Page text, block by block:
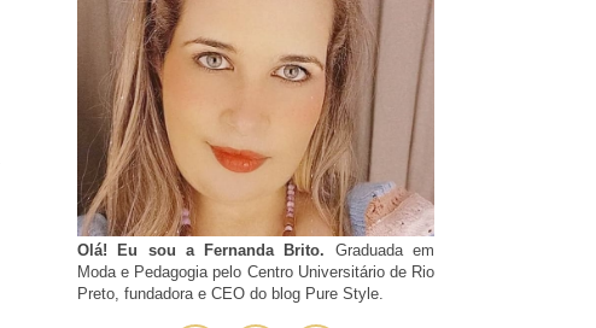
Olá! Eu sou a Fernanda Brito. Graduada em
Moda e Pedagogia pelo Centro Universitário de Rio
Preto, fundadora e CEO do blog Pure Style.